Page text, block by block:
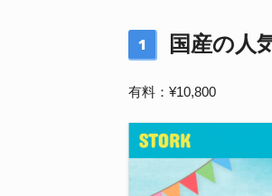
1 国産の人
有料：¥10,800